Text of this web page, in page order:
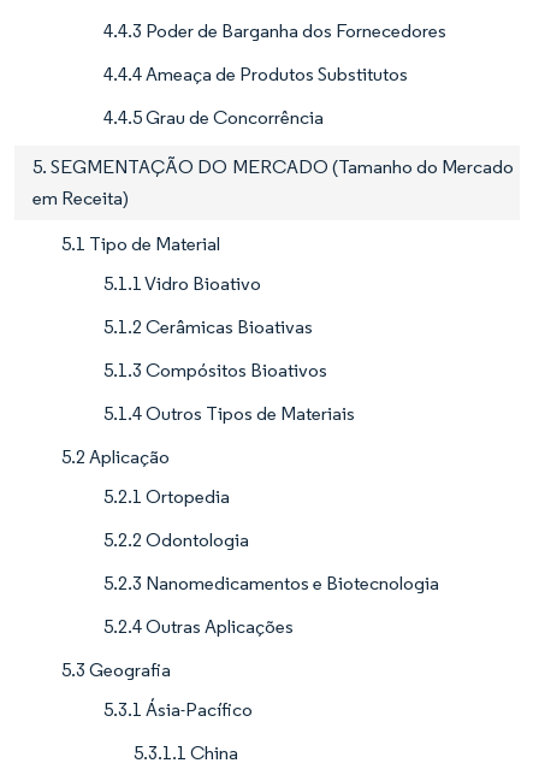
4.4.3 Poder de Barganha dos Fornecedores
4.4.4 Ameaça de Produtos Substitutos
4.4.5 Grau de Concorrência
5. SEGMENTAÇÃO DO MERCADO (Tamanho do Mercado
em Receita)
5.1 Tipo de Material
5.1.1 Vidro Bioativo
5.1.2 Cerâmicas Bioativas
5.1.3 Compósitos Bioativos
5.1.4 Outros Tipos de Materiais
5.2 Aplicação
5.2.1 Ortopedia
5.2.2 Odontologia
5.2.3 Nanomedicamentos e Biotecnologia
5.2.4 Outras Aplicações
5.3 Geografia
5.3.1 Ásia-Pacífico
5.3.1.1 China